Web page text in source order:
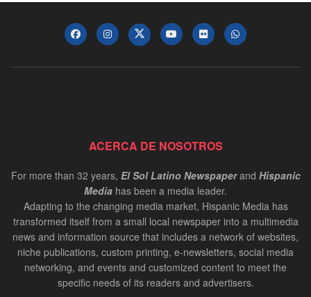
ACERCA DE NOSOTROS
For more than 32 years, El Sol Latino Newspaperand Hispanic
Media has been a media leader.
Adapting to the changing media market, Hispanic Media has
transformed itself from a small local newspaper into a multimedia
news and information source that includes a network of websites,
niche publications, custom printing, e-newsletters, social media
networking, and events and customized content to meet the
specific needs of its readers and advertisers.